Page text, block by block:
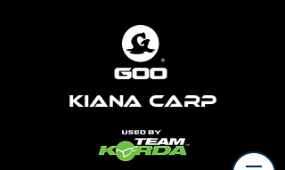
Kiana Carp